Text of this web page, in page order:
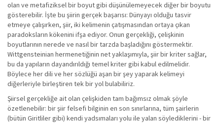
olan ve metafiziksel bir boyut gibi düşünülemeyecek diğer bir boyutu
gösterebilir. İşte bu şiirin gerçek başarısı: Dünyayı olduğu tasvir
etmeye çalışırken, şiir, iki kelimenin çatışmasından ortaya çıkan
paradoksların kökenini ifşa ediyor. Onun gerçekliği, çelişkinin
boyutlarının nerede ve nasıl bir tarzda başladığını göstermektir.
Wittgensteinian hermenetiğinin net yaklaşımıyla, şiir bir kriter sağlar,
bu da yapıların dayandırıldığı temel kriter gibi kabul edilmelidir.
Böylece her dili ve her sözlüğü aşan bir şey yaparak kelimeyi
diğerleriyle birleştiren tek bir yol bulabiliriz.
Şiirsel gerçekliğe ait olan çelişkiden tam bağımsız olmak şöyle
özetlenebilir: bir şiir felsefi bilginin en son sınırlarına, tüm şairlerin
(bütün Giritliler gibi) kendi yadsımaları yolu ile yalan söylediklerini - bir